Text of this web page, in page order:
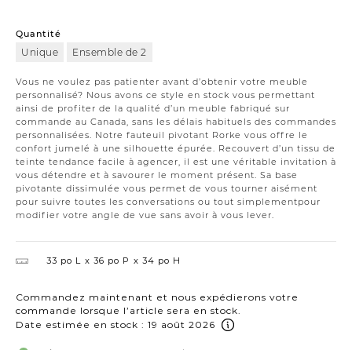
Vous ne voulez pas patienter avant d’obtenir votre meuble
personnalisé? Nous avons ce style en stock vous permettant
ainsi de profiter de la qualité d’un meuble fabriqué sur
commande au Canada, sans les délais habituels des commandes
personnalisées. Notre fauteuil pivotant Rorke vous offre le
confort jumelé à une silhouette épurée. Recouvert d’un tissu de
teinte tendance facile à agencer, il est une véritable invitation à
vous détendre et à savourer le moment présent. Sa base
pivotante dissimulée vous permet de vous tourner aisément
pour suivre toutes les conversations ou tout simplementpour
modifier votre angle de vue sans avoir à vous lever.
Quantité
Unique Ensemble de 2
33 po L 36 po P 34 po H
Commandez maintenant et nous expédierons votre
commande lorsque l’article sera en stock.
Date estimée en stock : 19 août 2026